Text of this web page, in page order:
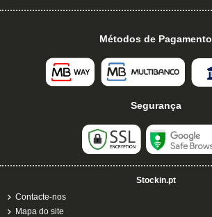
Métodos de Pagamento
Segurança
Stockin.pt
Contacte-nos
Mapa do site